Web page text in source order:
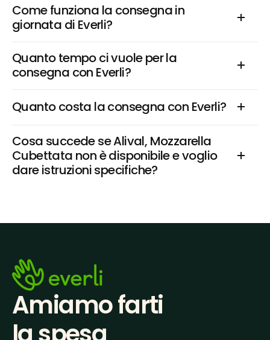
Come funziona la consegna in
giornata di Everli?
Quanto tempo ci vuole per la
consegna con Everli?
Quanto costa la consegna con Everli?
Cosa succede se Alival, Mozzarella
Cubettata non è disponibile e voglio
dare istruzioni specifiche?
Amiamo farti